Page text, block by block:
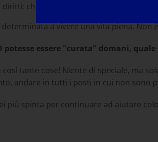
diritti: che si possa studiare, lavorare,
a vivere una vita piena. Non
potesse essere "curata" domani,
così tante cose! Niente di speciale, ma
andare in tutti i posti in cui non sono
più spinta per continuare ad aiutare